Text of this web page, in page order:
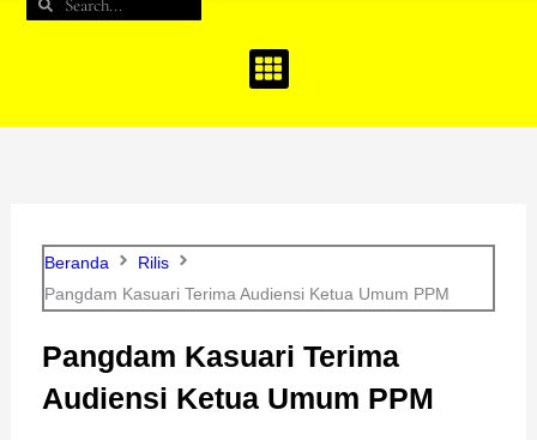
Beranda
Rilis
Pangdam Kasuari Terima Audiensi Ketua Umum PPM
Pangdam Kasuari Terima
Audiensi Ketua Umum PPM